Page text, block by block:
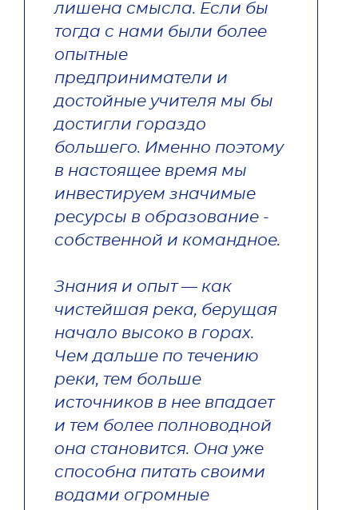
лишена смысла. Если бы
тогда с нами были более
опытные
предприниматели и
достойные учителя мы бы
достигли гораздо
большего. Именно поэтому
в настоящее время мы
инвестируем значимые
ресурсы в образование -
собственной и командное.
Знания и опыт — как
чистейшая река, берущая
начало высоко в горах.
Чем дальше по течению
реки, тем больше
источников в нее впадает
и тем более полноводной
она становится. Она уже
способна питать своими
водами огромные